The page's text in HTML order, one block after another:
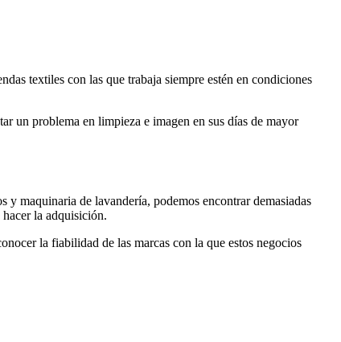
textiles con las que trabaja siempre estén en condiciones
un problema en limpieza e imagen en sus días de mayor
maquinaria de lavandería, podemos encontrar demasiadas
la adquisición.
la fiabilidad de las marcas con la que estos negocios